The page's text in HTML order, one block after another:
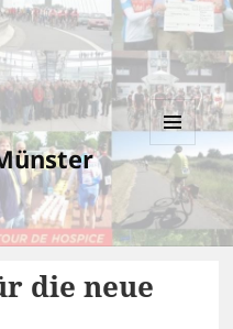
MENÜ
UND
WIDGETS
die neue